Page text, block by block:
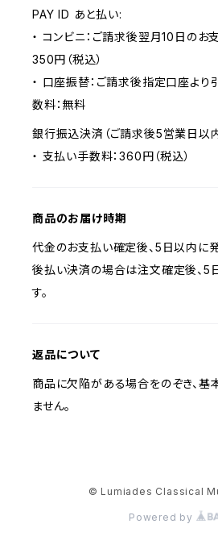
PAY ID あと払い:
・ コンビニ：ご請求後翌月10日のお
350円（税込）
・ 口座振替：ご請求後指定口座より
数料：無料
銀行振込決済（ご請求後5営業日以内
・ 支払い手数料：360円（税込）
商品のお届け時期
代金のお支払い確定後、5日以内に発
後払い決済の場合は注文確定後、5
す。
返品について
商品に欠陥がある場合をのぞき、基
ません。
© Lumiades Classical
Powered by